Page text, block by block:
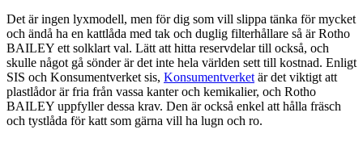
Det är ingen lyxmodell, men för dig som vill slippa tänka för mycket
och ändå ha en kattlåda med tak och duglig filterhållare så är Rotho
BAILEY ett solklart val. Lätt att hitta reservdelar till också, och
skulle något gå sönder är det inte hela världen sett till kostnad. Enligt
SIS och Konsumentverket sis, Konsumentverket är det viktigt att
plastlådor är fria från vassa kanter och kemikalier, och Rotho
BAILEY uppfyller dessa krav. Den är också enkel att hålla fräsch
och tystlåda för katt som gärna vill ha lugn och ro.